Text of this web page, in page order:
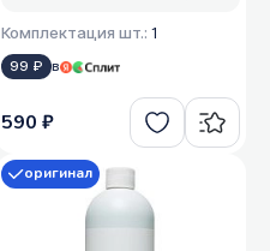
Комплектация шт.: 1
99 ₽ в
590 ₽
оригинал